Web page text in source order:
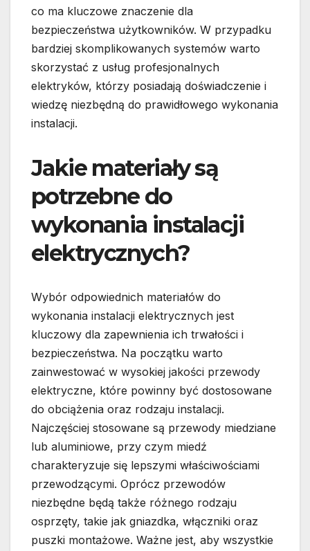
co ma kluczowe znaczenie dla
bezpieczeństwa użytkowników. W przypadku
bardziej skomplikowanych systemów warto
skorzystać z usług profesjonalnych
elektryków, którzy posiadają doświadczenie i
wiedzę niezbędną do prawidłowego wykonania
instalacji.
Jakie materiały są
potrzebne do
wykonania instalacji
elektrycznych?
Wybór odpowiednich materiałów do
wykonania instalacji elektrycznych jest
kluczowy dla zapewnienia ich trwałości i
bezpieczeństwa. Na początku warto
zainwestować w wysokiej jakości przewody
elektryczne, które powinny być dostosowane
do obciążenia oraz rodzaju instalacji.
Najczęściej stosowane są przewody miedziane
lub aluminiowe, przy czym miedź
charakteryzuje się lepszymi właściwościami
przewodzącymi. Oprócz przewodów
niezbędne będą także różnego rodzaju
osprzęty, takie jak gniazdka, włączniki oraz
puszki montażowe. Ważne jest, aby wszystkie